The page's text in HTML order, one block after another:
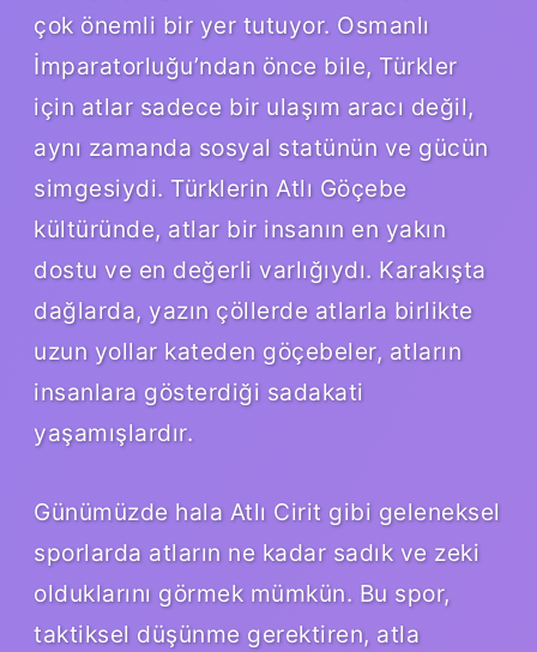
çok önemli bir yer tutuyor. Osmanlı
İmparatorluğu’ndan önce bile, Türkler
için atlar sadece bir ulaşım aracı değil,
aynı zamanda sosyal statünün ve gücün
simgesiydi. Türklerin Atlı Göçebe
kültüründe, atlar bir insanın en yakın
dostu ve en değerli varlığıydı. Karakışta
dağlarda, yazın çöllerde atlarla birlikte
uzun yollar kateden göçebeler, atların
insanlara gösterdiği sadakati
yaşamışlardır.
Günümüzde hala Atlı Cirit gibi geleneksel
sporlarda atların ne kadar sadık ve zeki
olduklarını görmek mümkün. Bu spor,
taktiksel düşünme gerektiren, atla